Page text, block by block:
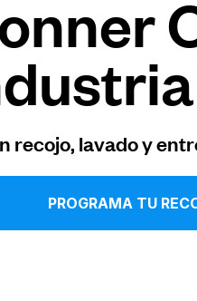
recojo, lavado y
PROGRAMA TU